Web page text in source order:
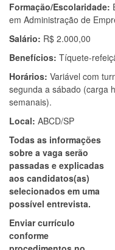
Formação/Escolaridade:
em Administração de
Salário: R$ 2.000,00
Benefícios: Tíquete-
Horários: Variável com
segunda a sábado (carga
semanais).
Local: ABCD/SP
Todas as informações
sobre a vaga serão
passadas e explicadas
aos candidatos(as)
selecionados em uma
possível entrevista.
Enviar currículo
conforme